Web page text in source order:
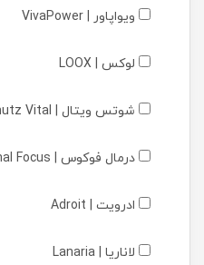
ویواپاور | VivaPower
لوکس | LOOX
شوتس ویتال | Schutz Vital
درمال فوکوس | Dermal Focus
ادرویت | Adroit
لاناریا | Lanaria